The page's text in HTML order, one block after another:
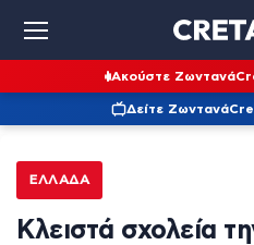
Ακούστε Ζωντανά
Δείτε Ζωντανά
ΕΛΛΆΔΑ
Κλειστά σχολεία